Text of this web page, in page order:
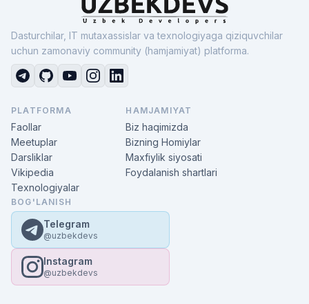
Dasturchilar, IT mutaxassislar va texnologiyaga qiziquvchilar
uchun zamonaviy community (hamjamiyat) platforma.
PLATFORMA
Faollar
Meetuplar
Darsliklar
Vikipedia
Texnologiyalar
HAMJAMIYAT
Biz haqimizda
Bizning Homiylar
Maxfiylik siyosati
Foydalanish shartlari
BOG'LANISH
Telegram
@uzbekdevs
Instagram
@uzbekdevs